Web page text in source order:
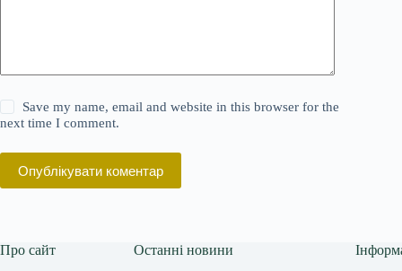
Save my name, email and website in this browser for the
next time I comment.
Опублікувати коментар
Про сайт Останні новини